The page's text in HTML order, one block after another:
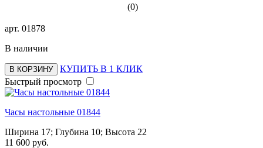
(0)
арт. 01878
В наличии
В КОРЗИНУ
КУПИТЬ В 1 КЛИК
Быстрый просмотр
Часы настольные 01844
Ширина 17; Глубина 10; Высота 22
11 600 руб.